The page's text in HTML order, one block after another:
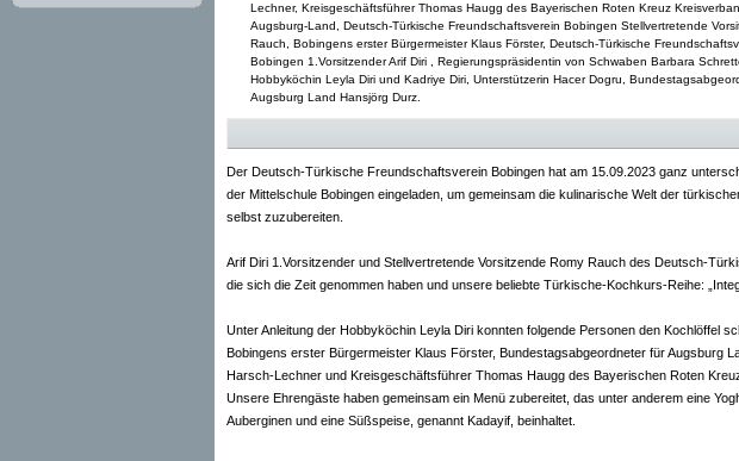
Lechner, Kreisgeschäftsführer Thomas Haugg des Bayerischen Roten Kreuz
Augsburg-Land, Deutsch-Türkische Freundschaftsverein Bobingen Stellvertretende
Rauch, Bobingens erster Bürgermeister Klaus Förster, Deutsch-Türkische
Bobingen 1.Vorsitzender Arif Diri , Regierungspräsidentin von Schwaben Barbara
Hobbyköchin Leyla Diri und Kadriye Diri, Unterstützerin Hacer Dogru,
Augsburg Land Hansjörg Durz.
Der Deutsch-Türkische Freundschaftsverein Bobingen hat am 15.09.2023 ganz
der Mittelschule Bobingen eingeladen, um gemeinsam die kulinarische Welt der
selbst zuzubereiten.
Arif Diri 1.Vorsitzender und Stellvertretende Vorsitzende Romy Rauch des Deutsch-
die sich die Zeit genommen haben und unsere beliebte Türkische-Kochkurs-Reihe:
Unter Anleitung der Hobbyköchin Leyla Diri konnten folgende Personen den Kochlöffel
Bobingens erster Bürgermeister Klaus Förster, Bundestagsabgeordneter für Augsburg
Harsch-Lechner und Kreisgeschäftsführer Thomas Haugg des Bayerischen Roten
Unsere Ehrengäste haben gemeinsam ein Menü zubereitet, das unter anderem eine
Auberginen und eine Süßspeise, genannt Kadayif, beinhaltet.